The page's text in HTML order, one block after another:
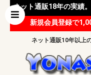
ネット通販18年の実績
ーブル等 様々な
新規会員登録で
ネット通販10年以上